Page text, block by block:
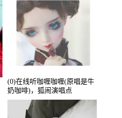
(0)在线听咖喱咖喱(原唱是牛
奶咖啡)，狐闹演唱点
播:287579次